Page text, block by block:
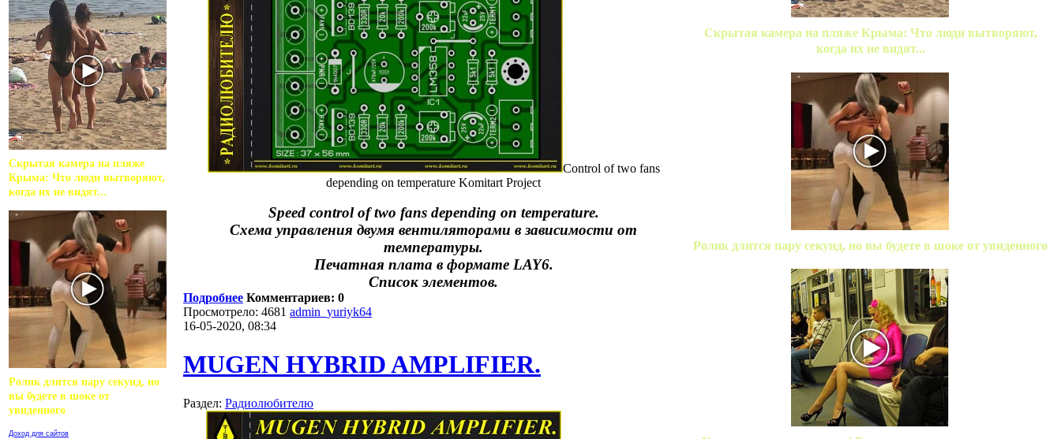
Скрытая камера на пляже
Крыма: Что люди вытворяют,
когда их не видят...
Ролик длится пару секунд, но
вы будете в шоке от
увиденного
Доход для сайтов
Control of two fans
depending on temperature Komitart Project
Speed ​​control of two fans depending on temperature.
Схема управления двумя вентиляторами в зависимости от
температуры.
Печатная плата в формате LAY6.
Список элементов.
Подробнее Комментариев: 0
Просмотрело: 4681 admin_yuriyk64
16-05-2020, 08:34
MUGEN HYBRID AMPLIFIER.
Раздел: Радиолюбителю
Скрытая камера на пляже Крыма: Что люди вытворяют,
когда их не видят...
Ролик длится пару секунд, но вы будете в шоке от увиденного